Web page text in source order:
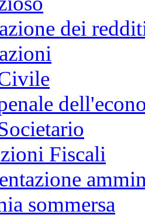
dei
Fiscali
sommersa